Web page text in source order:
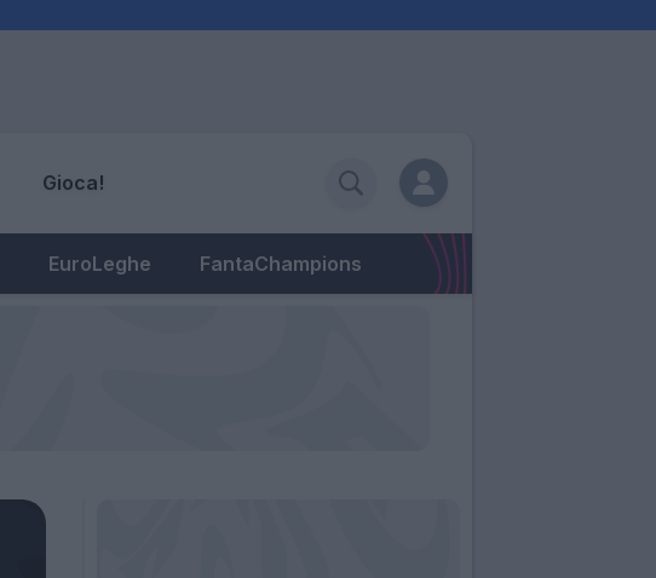
Gioca!
EuroLeghe FantaChampions